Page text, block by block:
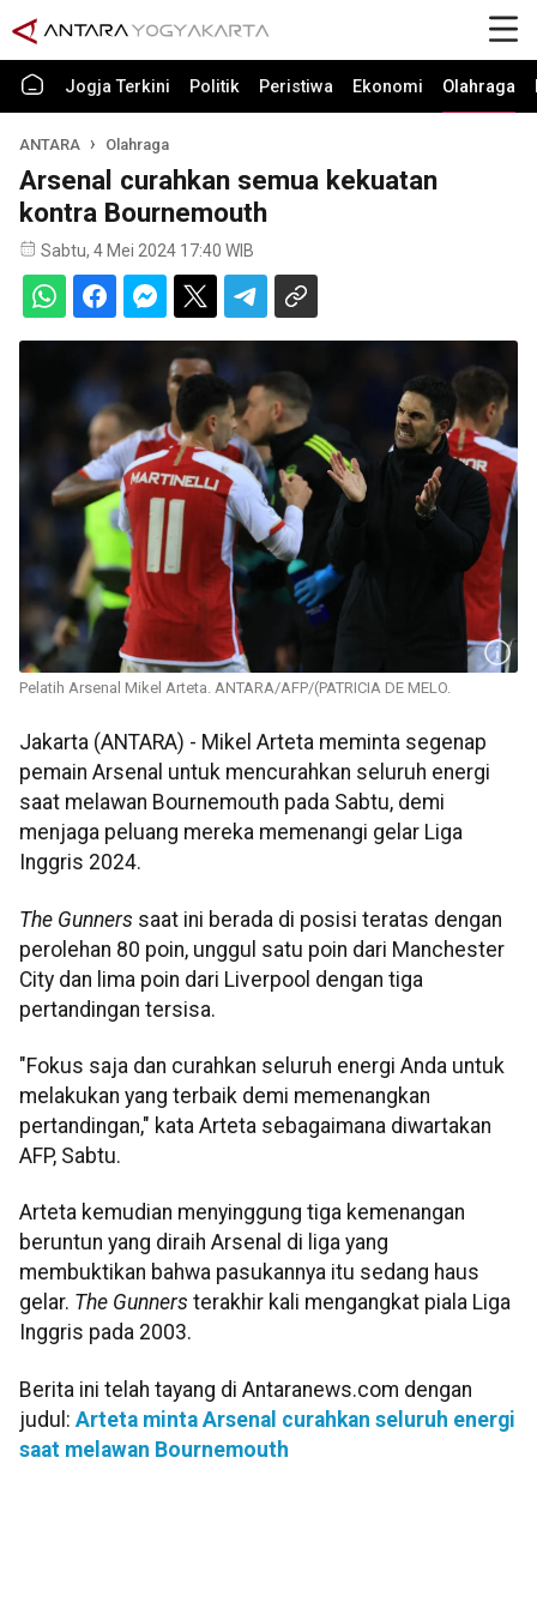
Jogja Terkini Politik Peristiwa Ekonomi Olahraga
ANTARA Olahraga
Arsenal curahkan semua kekuatan
kontra Bournemouth
Sabtu, 4 Mei 2024 17:40 WIB
Pelatih Arsenal Mikel Arteta. ANTARA/AFP/(PATRICIA DE MELO.
Jakarta (ANTARA) - Mikel Arteta meminta segenap
pemain Arsenal untuk mencurahkan seluruh energi
saat melawan Bournemouth pada Sabtu, demi
menjaga peluang mereka memenangi gelar Liga
Inggris 2024.
The Gunners saat ini berada di posisi teratas dengan
perolehan 80 poin, unggul satu poin dari Manchester
City dan lima poin dari Liverpool dengan tiga
pertandingan tersisa.
"Fokus saja dan curahkan seluruh energi Anda untuk
melakukan yang terbaik demi memenangkan
pertandingan," kata Arteta sebagaimana diwartakan
AFP, Sabtu.
Arteta kemudian menyinggung tiga kemenangan
beruntun yang diraih Arsenal di liga yang
membuktikan bahwa pasukannya itu sedang haus
gelar. The Gunners terakhir kali mengangkat piala Liga
Inggris pada 2003.
Berita ini telah tayang di Antaranews.com dengan
judul: Arteta minta Arsenal curahkan seluruh energi
saat melawan Bournemouth